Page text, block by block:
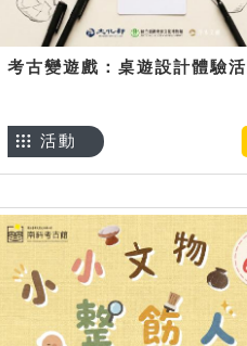
考古變遊戲：桌遊設計體驗
活動